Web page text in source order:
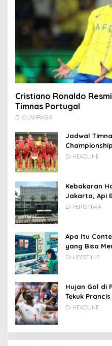
Cristiano Ronaldo
Timnas Portugal
Di OLAHRAGA
Jadwal
Kamboja
Di HEADLINE
Kebakaran
Jakarta, Api
Di PERISTIWA
Apa Itu
yang Bisa
Rupiah
Di LIFESTYLE
Hujan Gol di
Tekuk Prancis
Di HEADLINE